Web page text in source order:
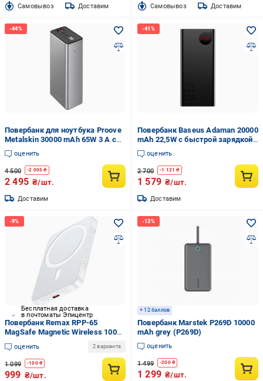
Cамовывоз Доставим Cамовывоз Доставим
Повербанк для ноутбука Proove
Metalskin 30000 mAh 65W 3 A с
быстрой зарядкой Grey (000380)
оценить
4 500 -2 005 ₴
2 495 ₴/шт.
Доставим
Повербанк Baseus Adaman 20000
mAh 22,5W с быстрой зарядкой
Черный (PB2401266)
оценить
2 700 -1 121 ₴
1 579 ₴/шт.
Доставим
Бесплатная доставка
в почтоматы Эпицентр
Повербанк Remax RPP-65
MagSafe Magnetic Wireless 10000
mAh 20W White (100502)
оценить 2 варианта
1 099 -100₴
999 ₴/шт.
+ 12 баллов
Повербанк Marstek P269D 10000
mAh grey (P269D)
оценить
1 499 -200₴
1 299 ₴/шт.